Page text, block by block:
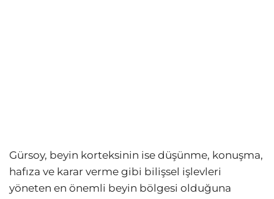
Gürsoy, beyin korteksinin ise düşünme, konuşma,
hafıza ve karar verme gibi bilişsel işlevleri
yöneten en önemli beyin bölgesi olduğuna